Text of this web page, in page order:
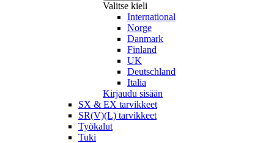
Valitse kieli
International
Norge
Danmark
Finland
UK
Deutschland
Italia
Kirjaudu sisään
SX & EX tarvikkeet
SR(V)(L) tarvikkeet
Työkalut
Tuki